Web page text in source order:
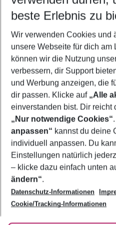
5-8
2 Erwachsene Keine Kinder
Mehr Filter
Footer
Footer navigation
Über uns
AGB
Bestpreisgarantie
Cookie-Einstellungen ändern
Cookie-Richtlinie
Agenturbetreuung
Barrierefreies Reisen
Folge uns
beste Erlebnis zu
Wir verwenden Cookies und
unsere Webseite für dich am
können wir die Nutzung
verbessern, dir Support
und Werbung anzeigen, die
dir passen. Klicke auf „Alle
einverstanden bist. Dir reicht
„Nur notwendige Cookies“
anpassen“ kannst du deine
individuell anpassen. Du
Einstellungen natürlich
– klicke dazu einfach unten
ändern“.
Datenschutz-Informationen
Cookie/Tracking-Informationen